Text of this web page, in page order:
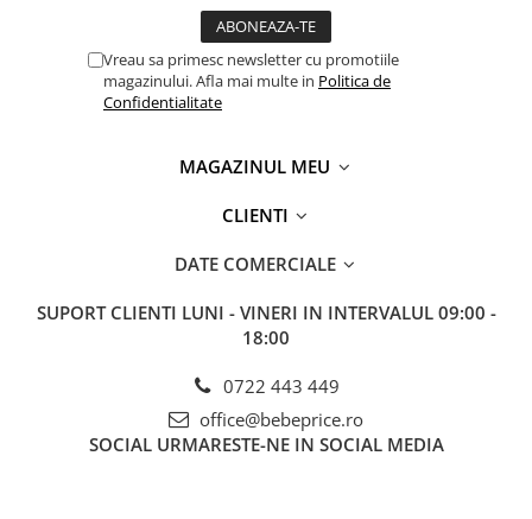
Vreau sa primesc newsletter cu promotiile
magazinului. Afla mai multe in Politica de
Confidentialitate
MAGAZINUL MEU
CLIENTI
DATE COMERCIALE
SUPORT CLIENTI LUNI - VINERI IN INTERVALUL 09:00 -
18:00
0722 443 449
office@bebeprice.ro
SOCIAL URMARESTE-NE IN SOCIAL MEDIA